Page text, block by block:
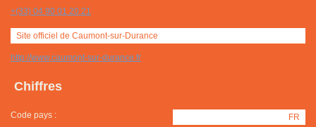
+(33) 04 90 01 20 21
Site officiel de Caumont-sur-Durance
http://www.caumont-sur-durance.fr
Chiffres
Code pays : FR